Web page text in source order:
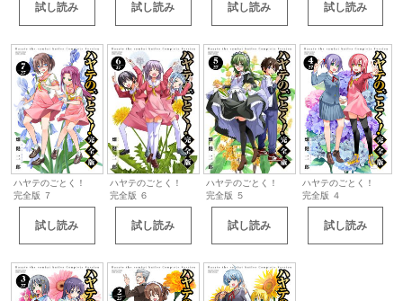
試し読み 試し読み 試し読み 試し読み
ハヤテのごとく！
完全版 ７
試し読み
ハヤテのごとく！
完全版 ６
試し読み
ハヤテのごとく！
完全版 ５
試し読み
ハヤテのごとく！
完全版 ４
試し読み